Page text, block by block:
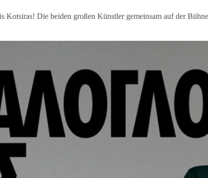
Kotsiras! Die beiden großen Künstler gemeinsam auf der